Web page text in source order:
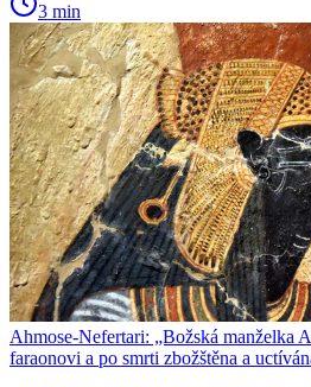
3 min
Ahmose-Nefertari: „Božská manželka
faraonovi a po smrti zbožštěna a